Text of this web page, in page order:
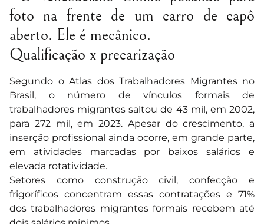
Qualificação x precarização
Segundo o Atlas dos Trabalhadores Migrantes no
Brasil, o número de vínculos formais de
trabalhadores migrantes saltou de 43 mil, em 2002,
para 272 mil, em 2023. Apesar do crescimento, a
inserção profissional ainda ocorre, em grande parte,
em atividades marcadas por baixos salários e
elevada rotatividade.
Setores como construção civil, confecção e
frigoríficos concentram essas contratações e 71%
dos trabalhadores migrantes formais recebem até